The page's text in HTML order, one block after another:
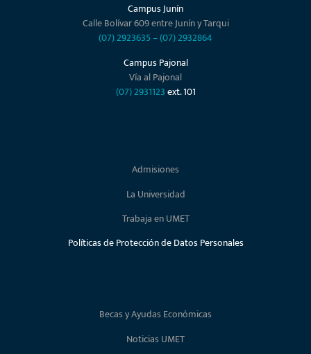
Campus Junín
Calle Bolívar 609 entre Junín y Tarqui
(07) 2923635–(07) 2932864
Campus Pajonal
Vía al Pajonal
(07) 2931123ext. 101
Admisiones
La Universidad
Trabaja en UMET
Políticas de Protección de Datos Personales
Becas y Ayudas Económicas
Noticias UMET